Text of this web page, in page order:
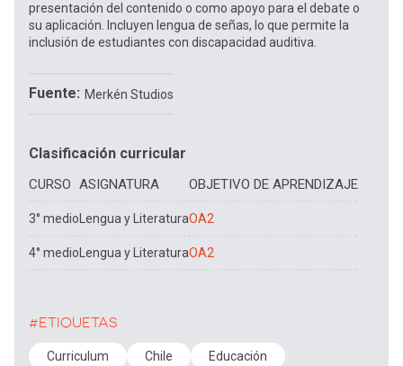
presentación del contenido o como apoyo para el debate o
su aplicación. Incluyen lengua de señas, lo que permite la
inclusión de estudiantes con discapacidad auditiva.
Fuente Merkén Studios
Clasificación curricular
CURSO ASIGNATURA OBJETIVO DE APRENDIZAJE
3° medio Lengua y LiteraturaOA2
4° medio Lengua y LiteraturaOA2
#ETIQUETAS
Curriculum Chile
Educación